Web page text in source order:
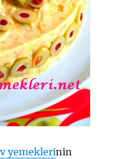
yemeklerinin